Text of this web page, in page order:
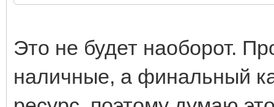
Это не будет наоборот.
наличные, а финальный